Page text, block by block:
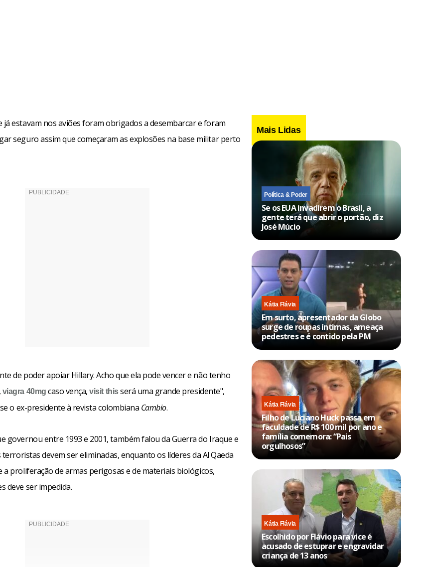
já estavam nos aviões foram obrigados a desembarcar e foram
seguro assim que começaram as explosões na base militar perto
de poder apoiar Hillary. Acho que ela pode vencer e não tenho
viagra 40mg caso vença,visit thisserá uma grande presidente",
o ex-presidente à revista colombiana Cambio.
governou entre 1993 e 2001, também falou da Guerra do Iraque e
terroristas devem ser eliminadas, enquanto os líderes da Al Qaeda
a proliferação de armas perigosas e de materiais biológicos,
deve ser impedida.
Mais Lidas
Política & Poder
Se os EUA invadirem o Brasil, a
gente terá que abrir o portão, diz
José Múcio
Kátia Flávia
Em surto, apresentador da Globo
surge de roupas íntimas, ameaça
pedestres e é contido pela PM
Kátia Flávia
Filho de Luciano Huck passa em
faculdade de R$ 100 mil por ano e
família comemora: “Pais
orgulhosos”
Kátia Flávia
Escolhido por Flávio para vice é
acusado de estuprar e engravidar
criança de 13 anos